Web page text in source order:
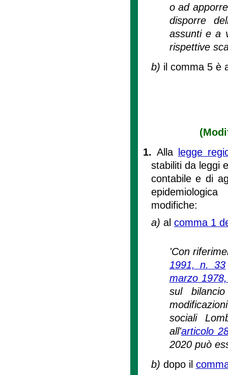
o ad
disporre
assunti e a
rispettive
b) il comma 5 è
1.Alla
legge
stabiliti da leggi
contabile e di
modifiche:
a) al comma 1
'Con
1991, n. 33
marzo
sul
sociali
all'articolo
2020 può
b) dopo il